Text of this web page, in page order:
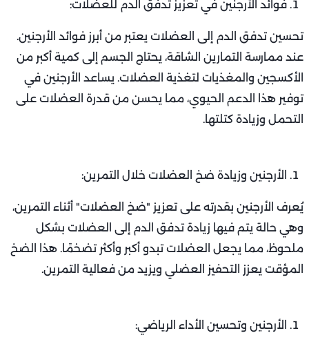
فوائد الأرجنين في تعزيز تدفق الدم للعضلات:
تحسين تدفق الدم إلى العضلات يعتبر من أبرز فوائد الأرجنين.
عند ممارسة التمارين الشاقة، يحتاج الجسم إلى كمية أكبر من
الأكسجين والمغذيات لتغذية العضلات. يساعد الأرجنين في
توفير هذا الدعم الحيوي، مما يحسن من قدرة العضلات على
التحمل وزيادة كتلتها.
الأرجنين وزيادة ضخ العضلات خلال التمرين:
يُعرف الأرجنين بقدرته على تعزيز "ضخ العضلات" أثناء التمرين،
وهي حالة يتم فيها زيادة تدفق الدم إلى العضلات بشكل
ملحوظ، مما يجعل العضلات تبدو أكبر وأكثر تضخمًا. هذا الضخ
المؤقت يعزز التحفيز العضلي ويزيد من فعالية التمرين.
الأرجنين وتحسين الأداء الرياضي: